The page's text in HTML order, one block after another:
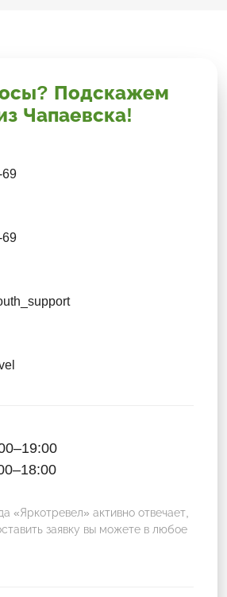
Подскажем
Чапаевска!
69
69
«Яркотревел» активно отвечает,
заявку вы можете в любое